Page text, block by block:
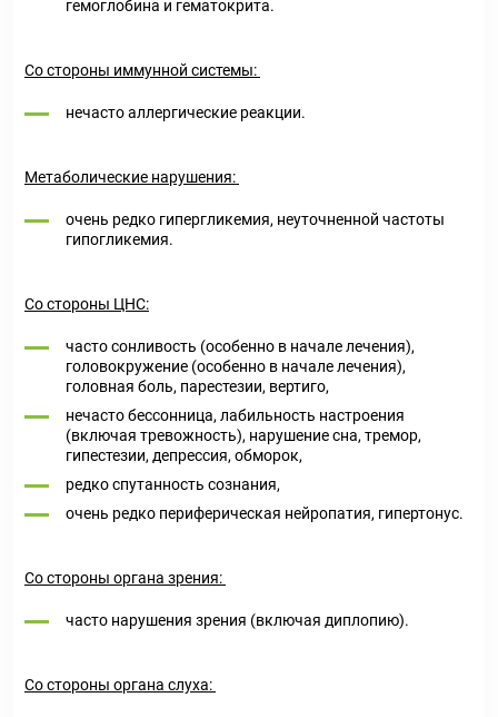
гемоглобина и гематокрита.
Со стороны иммунной системы:
нечасто аллергические реакции.
Метаболические нарушения:
очень редко гипергликемия, неуточненной частоты
гипогликемия.
Со стороны ЦНС:
часто сонливость (особенно в начале лечения),
головокружение (особенно в начале лечения),
головная боль, парестезии, вертиго,
нечасто бессонница, лабильность настроения
(включая тревожность), нарушение сна, тремор,
гипестезии, депрессия, обморок,
редко спутанность сознания,
очень редко периферическая нейропатия, гипертонус.
Со стороны органа зрения:
часто нарушения зрения (включая диплопию).
Со стороны органа слуха: